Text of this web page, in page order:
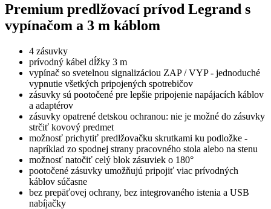
Premium predlžovací prívod Legrand s
vypínačom a 3 m káblom
4 zásuvky
prívodný kábel dĺžky 3 m
vypínač so svetelnou signalizáciou ZAP / VYP - jednoduché
vypnutie všetkých pripojených spotrebičov
zásuvky sú pootočené pre lepšie pripojenie napájacích káblov
a adaptérov
zásuvky opatrené detskou ochranou: nie je možné do zásuvky
strčiť kovový predmet
možnosť prichytiť predlžovačku skrutkami ku podložke -
napríklad zo spodnej strany pracovného stola alebo na stenu
možnosť natočiť celý blok zásuviek o 180°
pootočené zásuvky umožňujú pripojiť viac prívodných
káblov súčasne
bez prepäťovej ochrany, bez integrovaného istenia a USB
nabíjačky